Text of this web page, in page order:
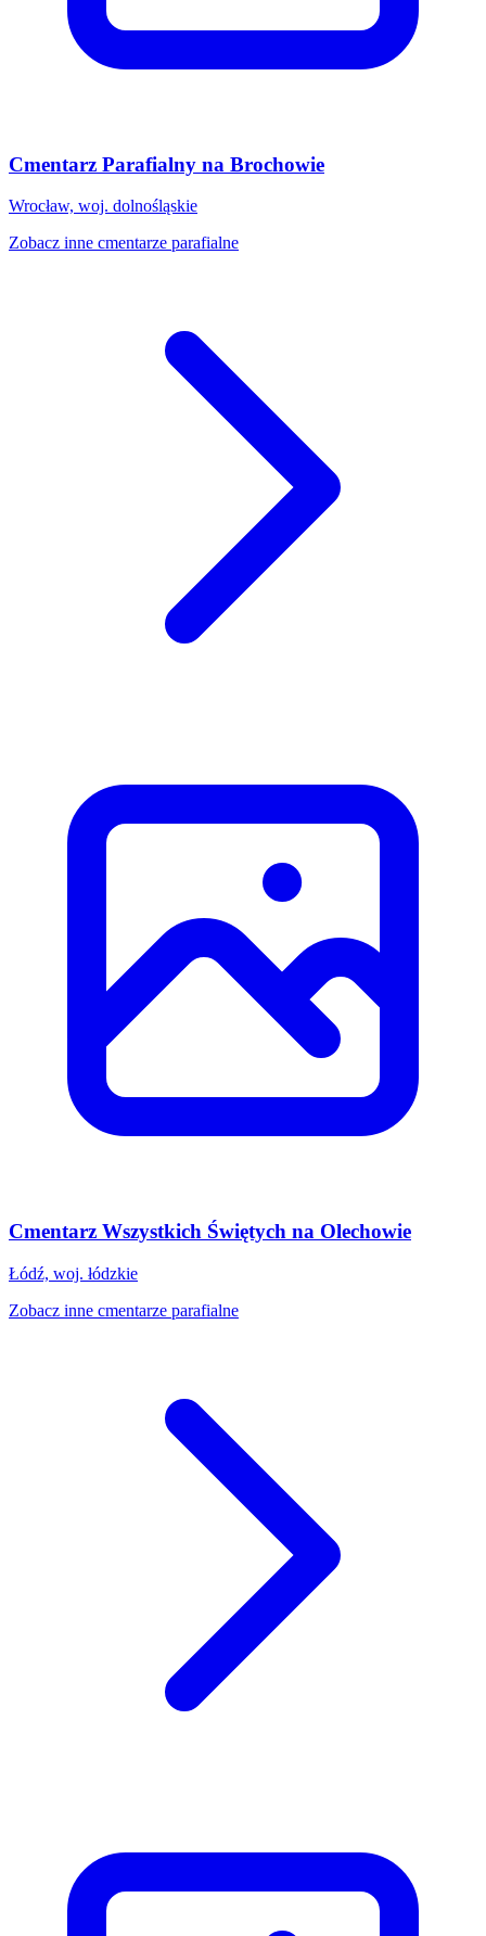
Cmentarz Parafialny na Brochowie
Wrocław, woj. dolnośląskie
Zobacz inne cmentarze parafialne
Cmentarz Wszystkich Świętych na Olechowie
Łódź, woj. łódzkie
Zobacz inne cmentarze parafialne